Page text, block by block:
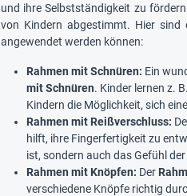
und ihre Selbstständigkeit zu
von Kindern abgestimmt. Hier sind
angewendet werden können:
Rahmen mit Schnüren: Ein
mit Schnüren. Kinder lernen z.
Kindern die Möglichkeit, sich
Rahmen mit Reißverschluss:
hilft, ihre Fingerfertigkeit zu
ist, sondern auch das Gefühl
Rahmen mit Knöpfen: Der
verschiedene Knöpfe richtig